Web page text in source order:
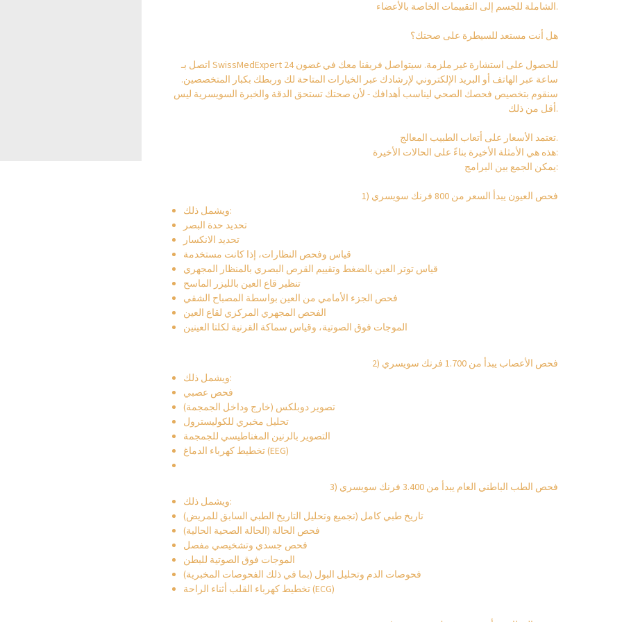
الشاملة للجسم إلى التقييمات الخاصة بالأعضاء.
هل أنت مستعد للسيطرة على صحتك؟
اتصل بـ SwissMedExpert للحصول على استشارة غير ملزمة. سيتواصل فريقنا معك في غضون 24
ساعة عبر الهاتف أو البريد الإلكتروني لإرشادك عبر الخيارات المتاحة لك وربطك بكبار المتخصصين.
سنقوم بتخصيص فحصك الصحي ليناسب أهدافك - لأن صحتك تستحق الدقة والخبرة السويسرية ليس
أقل من ذلك.
تعتمد الأسعار على أتعاب الطبيب المعالج.
هذه هي الأمثلة الأخيرة بناءً على الحالات الأخيرة:
يمكن الجمع بين البرامج:
1) فحص العيون يبدأ السعر من 800 فرنك سويسري
ويشمل ذلك:
تحديد حدة البصر
تحديد الانكسار
قياس وفحص النظارات، إذا كانت مستخدمة
قياس توتر العين بالضغط وتقييم القرص البصري بالمنظار المجهري
تنظير قاع العين بالليزر الماسح
فحص الجزء الأمامي من العين بواسطة المصباح الشقي
الفحص المجهري المركزي لقاع العين
الموجات فوق الصوتية، وقياس سماكة القرنية لكلتا العينين
2) فحص الأعصاب يبدأ من 1.700 فرنك سويسري
ويشمل ذلك:
فحص عصبي
تصوير دوبلكس (خارج وداخل الجمجمة)
تحليل مخبري للكوليسترول
التصوير بالرنين المغناطيسي للجمجمة
تخطيط كهرباء الدماغ (EEG)
3) فحص الطب الباطني العام يبدأ من 3.400 فرنك سويسري
ويشمل ذلك:
تاريخ طبي كامل (تجميع وتحليل التاريخ الطبي السابق للمريض)
فحص الحالة (الحالة الصحية الحالية)
فحص جسدي وتشخيصي مفصل
الموجات فوق الصوتية للبطن
فحوصات الدم وتحليل البول (بما في ذلك الفحوصات المخبرية)
تخطيط كهرباء القلب أثناء الراحة (ECG)